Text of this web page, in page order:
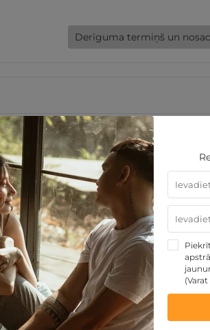
Derīguma termiņš un
dāvanu karti